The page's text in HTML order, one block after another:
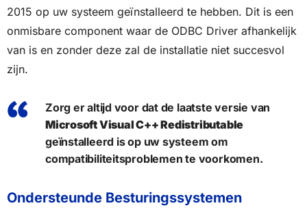
2015 op uw systeem geïnstalleerd te hebben. Dit is een
onmisbare component waar de ODBC Driver afhankelijk
van is en zonder deze zal de installatie niet succesvol
zijn.
Zorg er altijd voor dat de laatste versie van
Microsoft Visual C++ Redistributable
geïnstalleerd is op uw systeem om
compatibiliteitsproblemen te voorkomen.
Ondersteunde Besturingssystemen